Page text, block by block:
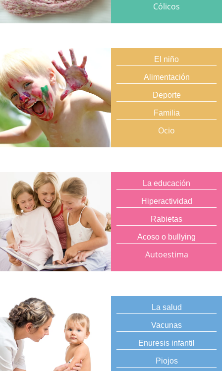
Cólicos
El niño
Alimentación
Deporte
Familia
Ocio
La educación
Hiperactividad
Rabietas
Acoso o bullying
Autoestima
La salud
Vacunas
Enuresis infantil
Piojos